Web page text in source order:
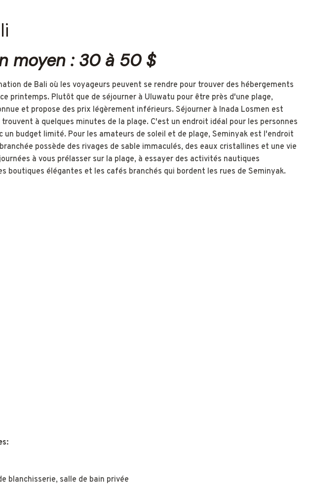
moyen : 30 à 50 $
de Bali où les voyageurs peuvent se rendre pour trouver des hébergements
printemps. Plutôt que de séjourner à Uluwatu pour être près d'une plage,
et propose des prix légèrement inférieurs. Séjourner à Inada Losmen est
à quelques minutes de la plage. C'est un endroit idéal pour les personnes
un budget limité. Pour les amateurs de soleil et de plage, Seminyak est l'endroit
possède des rivages de sable immaculés, des eaux cristallines et une vie
à vous prélasser sur la plage, à essayer des activités nautiques
boutiques élégantes et les cafés branchés qui bordent les rues de Seminyak.
blanchisserie, salle de bain privée